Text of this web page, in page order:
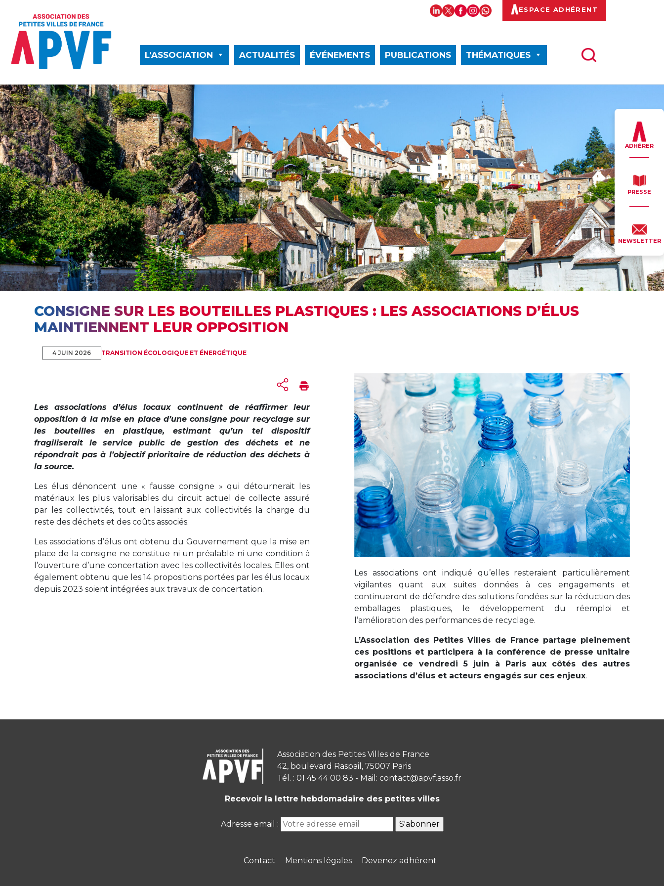
ESPACE ADHÉRENT
L'ASSOCIATION ACTUALITÉS ÉVÉNEMENTS PUBLICATIONS THÉMATIQUES
ADHÉRER
PRESSE
NEWSLETTER
CONSIGNE SUR LES BOUTEILLES PLASTIQUES : LES ASSOCIATIONS D’ÉLUS
MAINTIENNENT LEUR OPPOSITION
4 JUIN 2026 TRANSITION ÉCOLOGIQUE ET ÉNERGÉTIQUE
Les associations d’élus locaux continuent de réaffirmer leur
opposition à la mise en place d’une consigne pour recyclage sur
les bouteilles en plastique, estimant qu’un tel dispositif
fragiliserait le service public de gestion des déchets et ne
répondrait pas à l’objectif prioritaire de réduction des déchets à
la source.
Les élus dénoncent une « fausse consigne » qui détournerait les
matériaux les plus valorisables du circuit actuel de collecte assuré
par les collectivités, tout en laissant aux collectivités la charge du
reste des déchets et des coûts associés.
Les associations d’élus ont obtenu du Gouvernement que la mise en
place de la consigne ne constitue ni un préalable ni une condition à
l’ouverture d’une concertation avec les collectivités locales. Elles ont
également obtenu que les 14 propositions portées par les élus locaux
depuis 2023 soient intégrées aux travaux de concertation.
Les associations ont indiqué qu’elles resteraient particulièrement
vigilantes quant aux suites données à ces engagements et
continueront de défendre des solutions fondées sur la réduction des
emballages plastiques, le développement du réemploi et
l’amélioration des performances de recyclage.
L’Association des Petites Villes de France partage pleinement
ces positions et participera à la conférence de presse unitaire
organisée ce vendredi 5 juin à Paris aux côtés des autres
associations d’élus et acteurs engagés sur ces enjeux.
Association des Petites Villes de France
42, boulevard Raspail, 75007 Paris
Tél. : 01 45 44 00 83 - Mail: contact@apvf.asso.fr
Recevoir la lettre hebdomadaire des petites villes
Adresse email :
Contact Mentions légales Devenez adhérent